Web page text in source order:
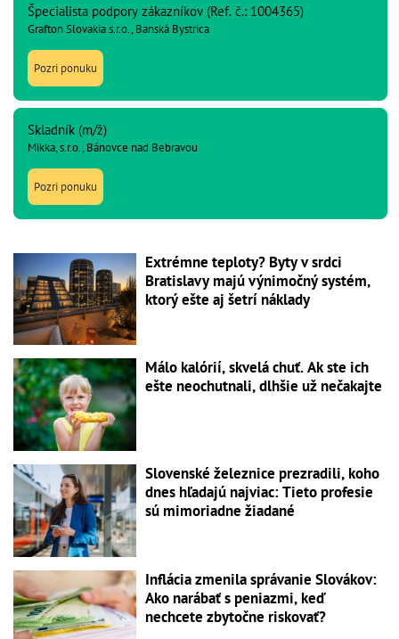
Špecialista podpory zákazníkov (Ref. č.: 1004365)
Grafton Slovakia s.r.o., Banská Bystrica
Pozri ponuku
Skladník (m/ž)
Mikka, s.r.o., Bánovce nad Bebravou
Pozri ponuku
Extrémne teploty? Byty v srdci
Bratislavy majú výnimočný systém,
ktorý ešte aj šetrí náklady
Málo kalórií, skvelá chuť. Ak ste ich
ešte neochutnali, dlhšie už nečakajte
Slovenské železnice prezradili, koho
dnes hľadajú najviac: Tieto profesie
sú mimoriadne žiadané
Inflácia zmenila správanie Slovákov:
Ako narábať s peniazmi, keď
nechcete zbytočne riskovať?